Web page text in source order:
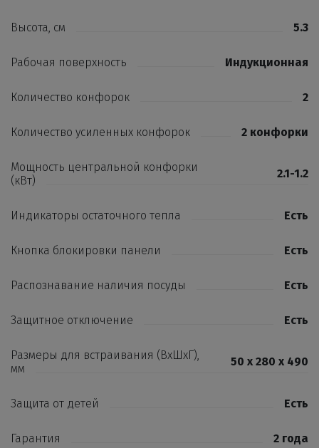
Высота, см 5.3
Рабочая поверхность Индукционная
Количество конфорок 2
Количество усиленных конфорок 2 конфорки
Мощность центральной конфорки
(кВт)
2.1-1.2
Индикаторы остаточного тепла Есть
Кнопка блокировки панели Есть
Распознавание наличия посуды Есть
Защитное отключение Есть
Размеры для встраивания (ВхШхГ),
мм
50 x 280 x 490
Защита от детей Есть
Гарантия 2 года